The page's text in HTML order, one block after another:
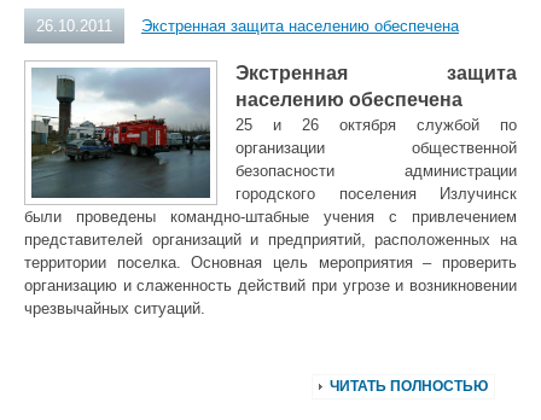
26.10.2011 Экстренная защита населению обеспечена
Экстренная защита
населению обеспечена
25 и 26 октября службой по
организации общественной
безопасности администрации
городского поселения Излучинск
были проведены командно-штабные учения с привлечением
представителей организаций и предприятий, расположенных на
территории поселка. Основная цель мероприятия – проверить
организацию и слаженность действий при угрозе и возникновении
чрезвычайных ситуаций.
ЧИТАТЬ ПОЛНОСТЬЮ